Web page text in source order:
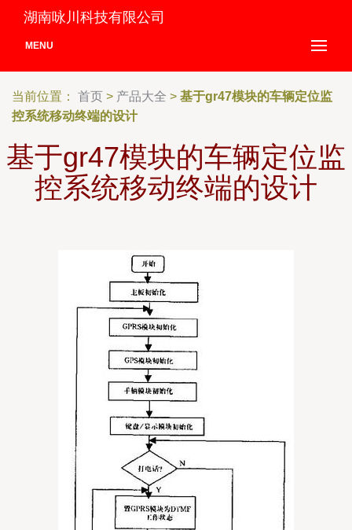
湖南咏川科技有限公司
MENU
当前位置： 首页 > 产品大全 > 基于gr47模块的车辆定位监
控系统移动终端的设计
基于gr47模块的车辆定位监
控系统移动终端的设计